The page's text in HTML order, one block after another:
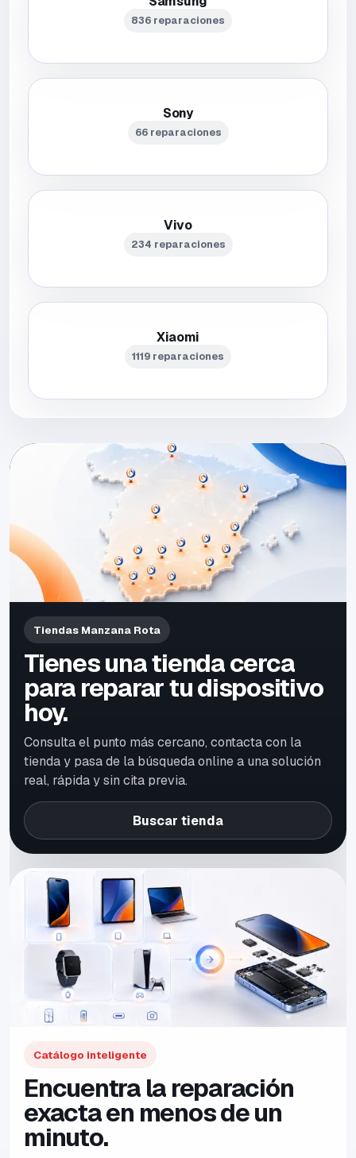
836 reparaciones
Sony
66 reparaciones
Vivo
234 reparaciones
Xiaomi
1119 reparaciones
Tiendas Manzana Rota
Tienes una tienda cerca
para reparar tu dispositivo
hoy.
Consulta el punto más cercano, contacta con la
tienda y pasa de la búsqueda online a una solución
real, rápida y sin cita previa.
Buscar tienda
Catálogo inteligente
Encuentra la reparación
exacta en menos de un
minuto.